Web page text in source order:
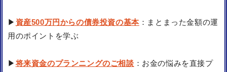
▶ 資産500万円からの債券投資の基本：まとまった金額の運
用のポイントを学ぶ
▶将来資金のプランニングのご相談 ：お金の悩みを直接プ